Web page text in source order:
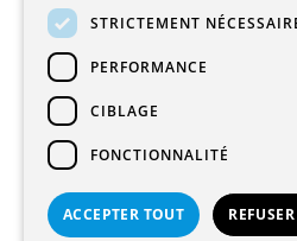
Régies immobilières
Gestion PPE
© 2026 Tous droits réservés
CGU et Politique de
STRICTEMENT
PERFORMANCE
CIBLAGE
FONCTIONNALITÉ
ACCEPTER TOUT